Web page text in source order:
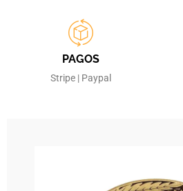
PAGOS
Stripe | Paypal